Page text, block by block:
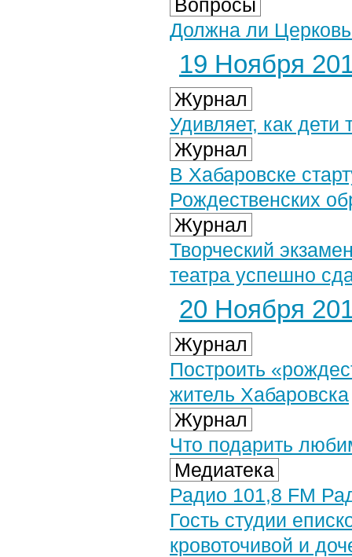
Вопросы
Должна ли Церковь
19 Ноября
Журнал
Удивляет, как дети
Журнал
В Хабаровске
Рождественских
Журнал
Творческий
театра успешно
20 Ноября
Журнал
Построить
житель Хабаровска
Журнал
Что подарить
Медиатека
Радио 101,8 FM
Гость студии
кровоточивой и